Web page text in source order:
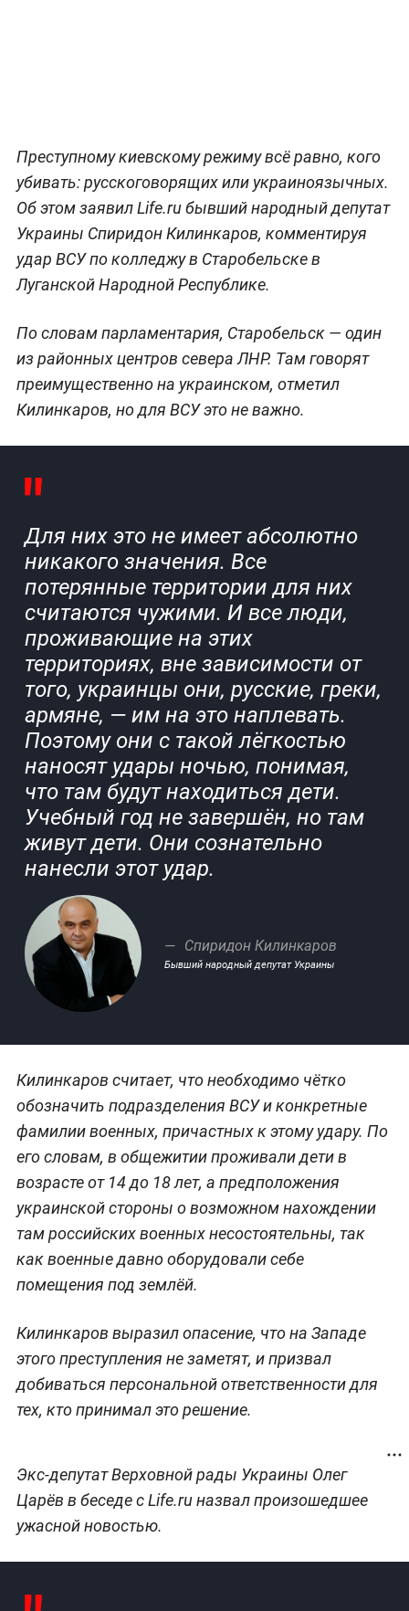
Преступному киевскому режиму всё равно, кого
убивать: русскоговорящих или украиноязычных.
Об этом заявил Life.ru бывший народный депутат
Украины Спиридон Килинкаров, комментируя
удар ВСУ по колледжу в Старобельске в
Луганской Народной Республике.
По словам парламентария, Старобельск — один
из районных центров севера ЛНР. Там говорят
преимущественно на украинском, отметил
Килинкаров, но для ВСУ это не важно.
Для них это не имеет абсолютно
никакого значения. Все
потерянные территории для них
считаются чужими. И все люди,
проживающие на этих
территориях, вне зависимости от
того, украинцы они, русские, греки,
армяне, — им на это наплевать.
Поэтому они с такой лёгкостью
наносят удары ночью, понимая,
что там будут находиться дети.
Учебный год не завершён, но там
живут дети. Они сознательно
нанесли этот удар.
Спиридон Килинкаров
Бывший народный депутат Украины
Килинкаров считает, что необходимо чётко
обозначить подразделения ВСУ и конкретные
фамилии военных, причастных к этому удару. По
его словам, в общежитии проживали дети в
возрасте от 14 до 18 лет, а предположения
украинской стороны о возможном нахождении
там российских военных несостоятельны, так
как военные давно оборудовали себе
помещения под землёй.
Килинкаров выразил опасение, что на Западе
этого преступления не заметят, и призвал
добиваться персональной ответственности для
тех, кто принимал это решение.
Экс-депутат Верховной рады Украины Олег
Царёв в беседе с Life.ru назвал произошедшее
ужасной новостью.